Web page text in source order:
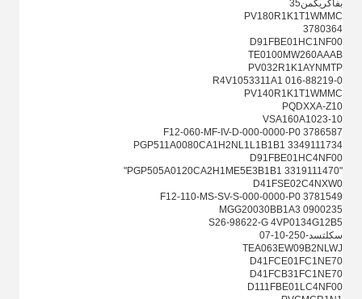
بفاكريكمن35
PV180R1K1T1WMMC
3780364
D91FBE01HC1NF00
TE0100MW260AAAB
PV032R1K1AYNMTP
R4V1053311A1 016-88219-0
PV140R1K1T1WMMC
PQDXXA-Z10
VSA160A1023-10
3786587 F12-060-MF-IV-D-000-0000-P0
PGP511A0080CA1H2NL1L1B1B1 3349111734
D91FBE01HC4NF00
"3319111470 PGP505A0120CA2H1ME5E3B1B1"
D41FSE02C4NXW0
3781549 F12-110-MS-SV-S-000-0000-P0
0900235 MGG20030BB1A3
S26-98622-G 4VP0134G12B5
سكلتسد-250-10-07
TEA063EW09B2NLWJ
D41FCE01FC1NE70
D41FCB31FC1NE70
D111FBE01LC4NF00